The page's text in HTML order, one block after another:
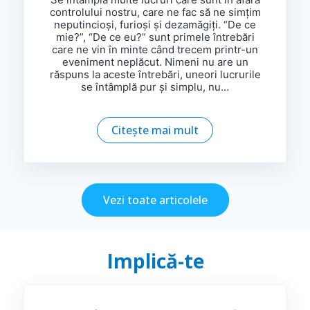
controlului nostru, care ne fac să ne simțim
neputincioși, furioși și dezamăgiți. “De ce
mie?”, “De ce eu?” sunt primele întrebări
care ne vin în minte când trecem printr-un
eveniment neplăcut. Nimeni nu are un
răspuns la aceste întrebări, uneori lucrurile
se întâmplă pur și simplu, nu…
Citește mai mult
Vezi toate articolele
Implică-te